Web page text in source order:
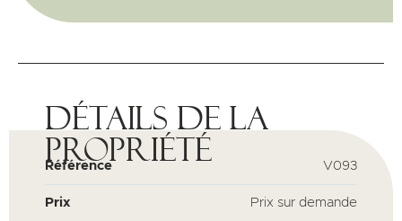
Détails de la
propriété
Référence V093
Prix Prix sur demande